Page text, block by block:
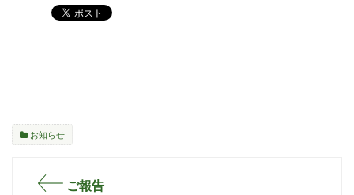
お知らせ
ご報告